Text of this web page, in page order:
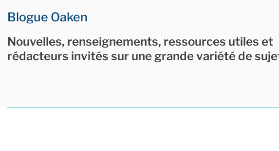
Blogue Oaken
Nouvelles, renseignements, ressources utiles et
rédacteurs invités sur une grande variété de